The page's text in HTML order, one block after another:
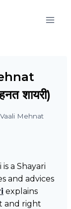
शायरी)
Mehnat
a Shayari
and advices
explains
and right